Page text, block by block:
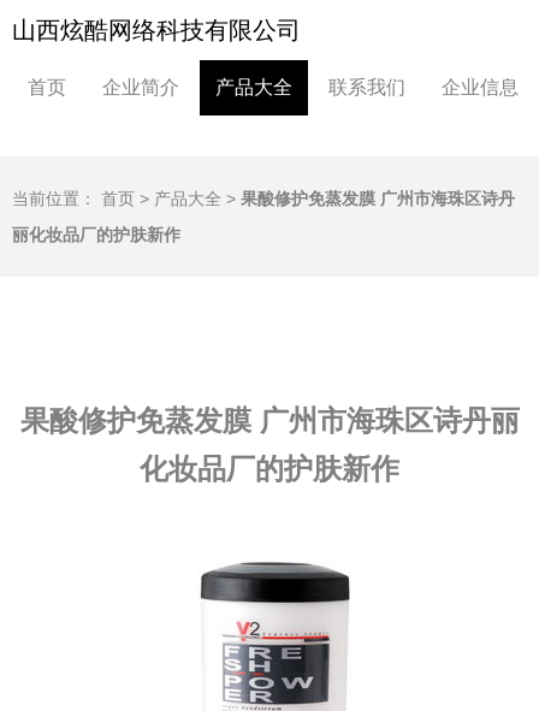
山西炫酷网络科技有限公司
首页 企业简介 产品大全 联系我们 企业信息
当前位置： 首页 > 产品大全 > 果酸修护免蒸发膜 广州市海珠区诗丹
丽化妆品厂的护肤新作
果酸修护免蒸发膜 广州市海珠区诗丹丽
化妆品厂的护肤新作